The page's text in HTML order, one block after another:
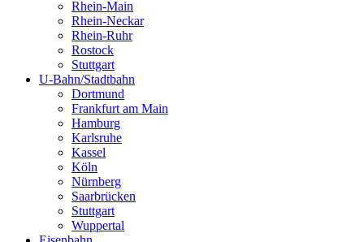
Rhein-Main
Rhein-Neckar
Rhein-Ruhr
Rostock
Stuttgart
U-Bahn/Stadtbahn
Dortmund
Frankfurt am Main
Hamburg
Karlsruhe
Kassel
Köln
Nürnberg
Saarbrücken
Stuttgart
Wuppertal